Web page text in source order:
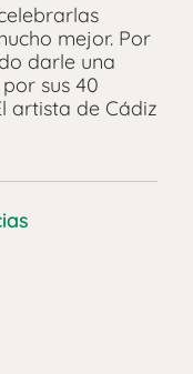
mejor. Por
darle una
sus 40
artista de Cádiz